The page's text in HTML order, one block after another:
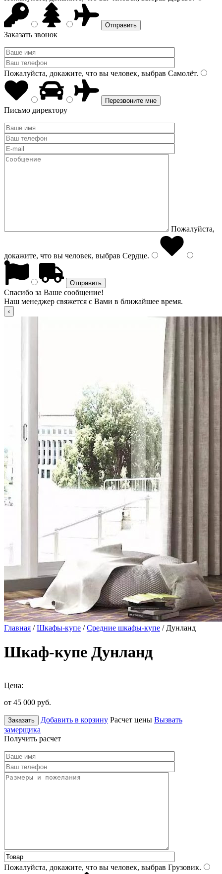
Заказать звонок
Пожалуйста, докажите, что вы человек, выбрав Самолёт.
Письмо директору
Пожалуйста,
докажите, что вы человек, выбрав Сердце.
Спасибо за Ваше сообщение!
Наш менеджер свяжется с Вами в ближайшее время.
Главная /Шкафы-купе /Средние шкафы-купе / Дунланд
Шкаф-купе Дунланд
Цена:
от 45 000 руб.
Заказать Добавить в корзину Расчет цены Вызвать
замерщика
Получить расчет
Пожалуйста, докажите, что вы человек, выбрав Грузовик.